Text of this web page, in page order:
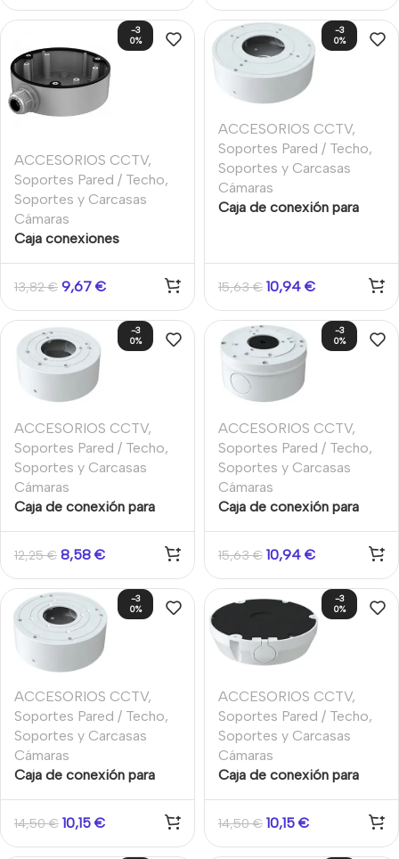
-3
0%
ACCESORIOS CCTV,
Soportes Pared / Techo,
Soportes y Carcasas
Cámaras
Caja conexiones
Hikvision
13,82€ 9,67 €
-3
0%
ACCESORIOS CCTV,
Soportes Pared / Techo,
Soportes y Carcasas
Cámaras
Caja de conexión para
132×38.8mm TVT
15,63€ 10,94 €
-3
0%
ACCESORIOS CCTV,
Soportes Pared / Techo,
Soportes y Carcasas
Cámaras
Caja de conexión para
IP65 techo y pared
96×38.8mm TVT
12,25€ 8,58 €
-3
0%
ACCESORIOS CCTV,
Soportes Pared / Techo,
Soportes y Carcasas
Cámaras
Caja de conexión para
IP65. Techo y pared
112x55mm TVT
15,63€ 10,94 €
-3
0%
ACCESORIOS CCTV,
Soportes Pared / Techo,
Soportes y Carcasas
Cámaras
Caja de conexión para
IP65 Techo y pared
109.5×38.8mm TVT
14,50€ 10,15 €
-3
0%
ACCESORIOS CCTV,
Soportes Pared / Techo,
Soportes y Carcasas
Cámaras
Caja de conexión para
IP65 techo y pared
154.5x40mm TVT
14,50€ 10,15 €